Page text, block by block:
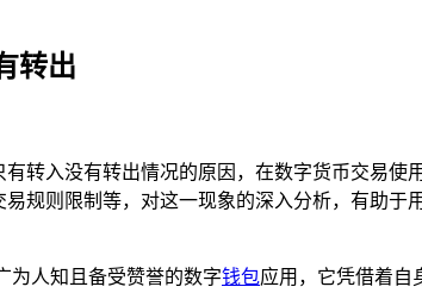
转出
转入没有转出情况的原因，在数字货币交易使
规则限制等，对这一现象的深入分析，有助于
为人知且备受赞誉的数字钱包应用，它凭借着自